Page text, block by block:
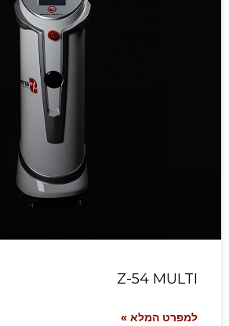
Z-54 MULTI
למפרט המלא »